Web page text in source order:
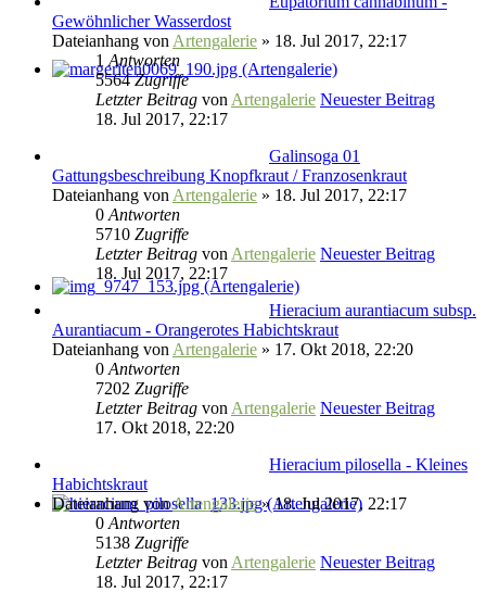
Gewöhnlicher Wasserdost
Dateianhang von Artengalerie » 18. Jul 2017, 22:17
1 Antworten
5564Zugriffe
Letzter Beitrag von Artengalerie Neuester Beitrag
18. Jul 2017, 22:17
Galinsoga 01
Gattungsbeschreibung Knopfkraut / Franzosenkraut
Dateianhang von Artengalerie » 18. Jul 2017, 22:17
0 Antworten
5710 Zugriffe
Letzter Beitrag von Artengalerie Neuester Beitrag
18. Jul 2017, 22:17
Hieracium aurantiacum subsp.
Aurantiacum - Orangerotes Habichtskraut
Dateianhang von Artengalerie » 17. Okt 2018, 22:20
0 Antworten
7202 Zugriffe
Letzter Beitrag von Artengalerie Neuester Beitrag
17. Okt 2018, 22:20
Hieracium pilosella - Kleines
Habichtskraut
Dateianhang vonArtengalerie» 18. Jul 2017, 22:17
0 Antworten
5138 Zugriffe
Letzter Beitrag von Artengalerie Neuester Beitrag
18. Jul 2017, 22:17